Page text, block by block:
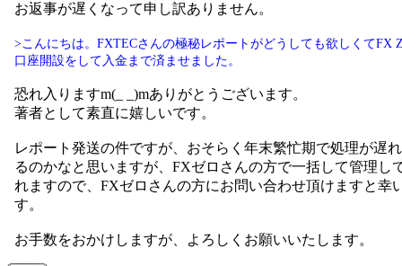
お返事が遅くなって申し訳ありません。
>こんにちは。FXTECさんの極秘レポートがどうしても欲しくてFX
口座開設をして入金まで済ませました。
恐れ入りますm(_ _)mありがとうございます。
著者として素直に嬉しいです。
レポート発送の件ですが、おそらく年末繁忙期で処理が遅
るのかなと思いますが、FXゼロさんの方で一括して管理し
れますので、FXゼロさんの方にお問い合わせ頂けますと幸
す。
お手数をおかけしますが、よろしくお願いいたします。